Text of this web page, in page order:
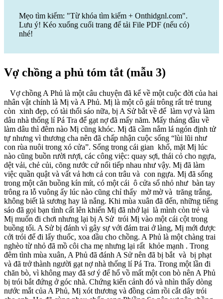
Mẹo tìm kiếm: "Từ khóa tìm kiếm + Onthidgnl.com".
Lưu ý! Kéo xuống cuối trang để tải File PDF (nếu có)
nhé!
Vợ chồng a phủ tóm tắt (mẫu 3)
Vợ chồng A Phủ là một câu chuyện đã kể về một cuộc đời của hai
nhân vật chính là Mị và A Phủ. Mị là một cô gái trông rất trẻ trung
còn xinh đẹp, có tài thổi sáo nữa, bị A Sử bắt về để làm vợ và làm
dâu nhà thống lí Pá Tra để gạt nợ đã mấy năm. Mấy tháng đầu về
làm dâu thì đêm nào Mị cũng khóc. Mị đã cầm nắm lá ngón định tử
tự nhưng vì thương cha nên đã chấp nhận cuộc sống “lùi lũi như
con rùa nuôi trong xó cửa”. Sống trong cái gian khổ, mặt Mị lúc
nào cũng buồn rười rượi, các công việc: quay sợi, thái cỏ cho ngựa,
dệt vải, chẻ củi, cõng nước cứ nối tiếp nhau như vậy. Mị đã làm
việc quần quật và vất vả hơn cả con trâu và con ngựa. Mị đã sống
trong một căn buồng kín mít, có một cái ô cửa sổ nhỏ như bàn tay
trông ra lỗ vuông ấy lúc nào cũng chỉ thấy mờ mờ và trăng trắng,
không biết là sương hay là nắng. Khi mùa xuân đã đến, những tiếng
sáo đã gọi bạn tình cất lên khiến Mị đã nhớ lại là mình còn trẻ và
Mị muốn đi chơi nhưng lại bị A Sử trói Mị vào một cái cột trong
buồng tối. A Sử bị đánh vì gây sự với đám trai ở làng, Mị mới được
cởi trói để đi lấy thuốc, xoa dầu cho chồng. A Phủ là một chàng trai
nghèo từ nhỏ đã mồ côi cha mẹ nhưng lại rất khỏe mạnh . Trong
đêm tình mùa xuân, A Phủ đã đánh A Sử nên đã bị bắt và bị phạt
và đã trở thành người gạt nợ nhà thống lí Pá Tra. Trong một lần đi
chăn bò, vì không may đã sơ ý để hổ vồ mất một con bò nên A Phủ
bị trói bắt đứng ở góc nhà. Chứng kiến cảnh đó và nhìn thấy dòng
nước mắt của A Phủ, Mị xót thương và đồng cảm rồi cắt dây trói